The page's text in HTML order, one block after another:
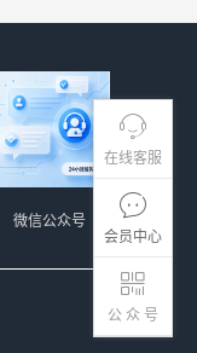
在线客服
会员中心
公 众 号
微信公众号